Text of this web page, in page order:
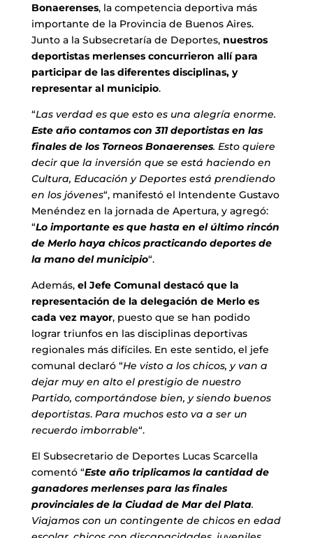
Bonaerenses, la competencia deportiva más
importante de la Provincia de Buenos Aires.
Junto a la Subsecretaría de Deportes, nuestros
deportistas merlenses concurrieron allí para
participar de las diferentes disciplinas, y
representar al municipio.
“Las verdad es que esto es una alegría enorme.
Este año contamos con 311 deportistas en las
finales de los Torneos Bonaerenses. Esto quiere
decir que la inversión que se está haciendo en
Cultura, Educación y Deportes está prendiendo
en los jóvenes“, manifestó el Intendente Gustavo
Menéndez en la jornada de Apertura, y agregó:
“Lo importante es que hasta en el último rincón
de Merlo haya chicos practicando deportes de
la mano del municipio“.
Además, el Jefe Comunal destacó que la
representación de la delegación de Merlo es
cada vez mayor, puesto que se han podido
lograr triunfos en las disciplinas deportivas
regionales más difíciles. En este sentido, el jefe
comunal declaró “He visto a los chicos, y van a
dejar muy en alto el prestigio de nuestro
Partido, comportándose bien, y siendo buenos
deportistas. Para muchos esto va a ser un
recuerdo imborrable“.
El Subsecretario de Deportes Lucas Scarcella
comentó “Este año triplicamos la cantidad de
ganadores merlenses para las finales
provinciales de la Ciudad de Mar del Plata.
Viajamos con un contingente de chicos en edad